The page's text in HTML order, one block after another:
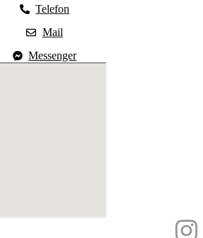
Telefon
Mail
Messenger